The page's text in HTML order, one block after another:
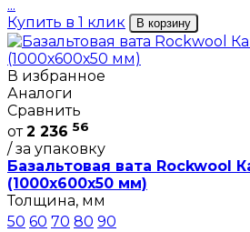
...
Купить в 1 клик
В корзину
В избранное
Аналоги
Сравнить
от2 236 56
/ за упаковку
Базальтовая вата Rockwool
(1000х600х50 мм)
Толщина, мм
50 60 70 80 90